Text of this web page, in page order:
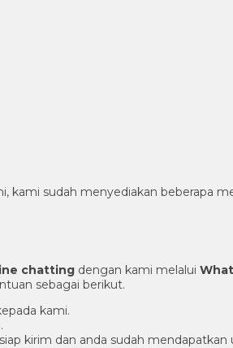
kami sudah menyediakan beberapa
chatting dengan kami melalui
sebagai berikut.
kami.
kirim dan anda sudah